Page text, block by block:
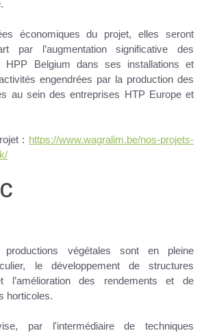
économiques du projet, elles seront
par l’augmentation significative des
HPP Belgium dans ses installations et
engendrées par la production des
au sein des entreprises HTP Europe et
: https://www.wagralim.be/nos-projets-
végétales sont en pleine
le développement destructures
l’amélioration des rendements et de
horticoles.
par l'intermédiaire de techniques